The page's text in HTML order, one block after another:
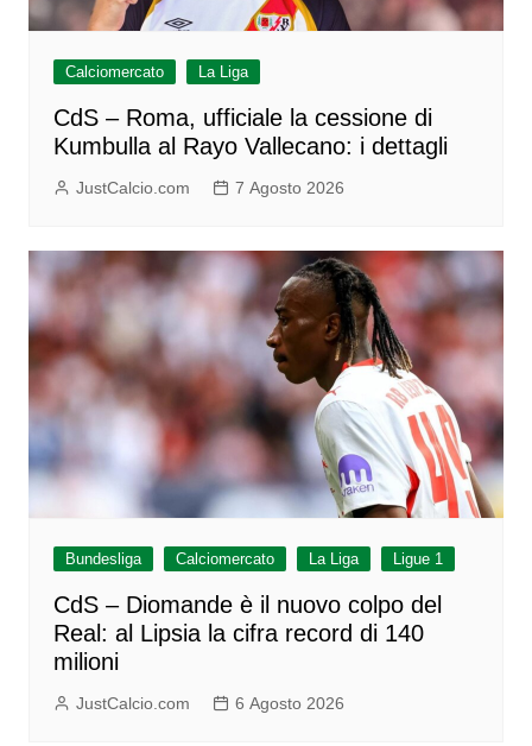
Calciomercato La Liga
CdS – Roma, ufficiale la cessione di
Kumbulla al Rayo Vallecano: i dettagli
JustCalcio.com 7 Agosto 2026
Bundesliga Calciomercato La Liga Ligue 1
CdS – Diomande è il nuovo colpo del
Real: al Lipsia la cifra record di 140
milioni
JustCalcio.com 6 Agosto 2026